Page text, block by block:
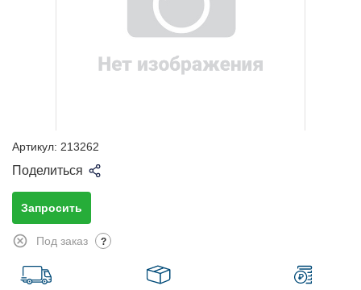
Артикул: 213262
Поделиться
Запросить
Под заказ ?